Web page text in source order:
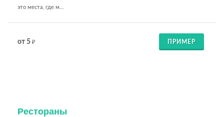
это места, где м...
от 5 ₽ ПРИМЕР
Рестораны